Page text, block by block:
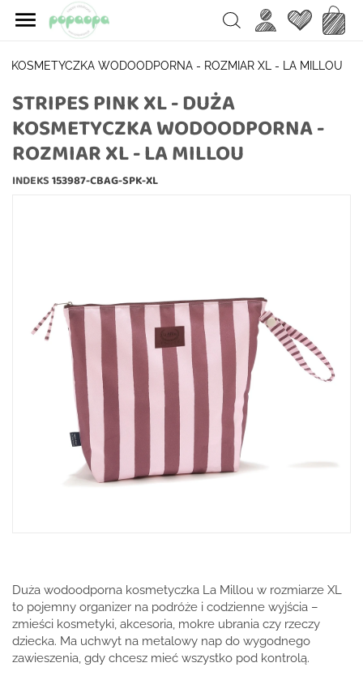
 Search Ulubione
KOSMETYCZKA WODOODPORNA - ROZMIAR XL - LA MILLOU
STRIPES PINK XL - DUŻA
KOSMETYCZKA WODOODPORNA -
ROZMIAR XL - LA MILLOU
INDEKS 153987-CBAG-SPK-XL
Duża wodoodporna kosmetyczka La Millou w rozmiarze XL
to pojemny organizer na podróże i codzienne wyjścia –
zmieści kosmetyki, akcesoria, mokre ubrania czy rzeczy
dziecka. Ma uchwyt na metalowy nap do wygodnego
zawieszenia, gdy chcesz mieć wszystko pod kontrolą.